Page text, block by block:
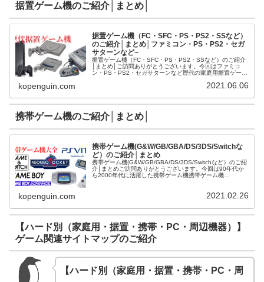
据置ゲーム機のご紹介│まとめ│
据置ゲーム機（FC・SFC・PS・PS2・SSなど）
のご紹介│まとめ│ファミコン・PS・PS2・セガ
サターンなど~
据置ゲーム機（FC・SFC・PS・PS2・SSなど）のご紹介
│まとめ│ご訪問ありがとうございます。今回はファミコ
ン・PS・PS2・セガサターンなど歴代の家庭用据置ゲーム
kopenguin.com 2021.06.06
携帯ゲーム機のご紹介│まとめ│
携帯ゲーム機(G&W/GB/GBA/DS/3DS/Switchな
ど）のご紹介│まとめ
携帯ゲーム機(G&W/GB/GBA/DS/3DS/Switchなど）のご紹
介│まとめご訪問ありがとうございます。今回は90年代か
ら2000年代に活躍した携帯ゲーム機携帯ゲーム機
kopenguin.com 2021.02.26
【ハード別（家庭用・据置・携帯・PC・周辺機器）】
ゲーム関連サイトマップのご紹介
【ハード別（家庭用・据置・携帯・PC・周